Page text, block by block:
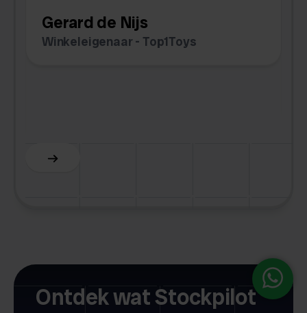
Gerard de Nijs
Winkeleigenaar - Top1Toys
Slide 5 of 6.
Ontdek wat Stockpilot